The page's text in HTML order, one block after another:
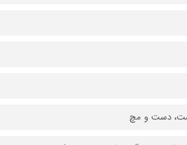
دست و مچ